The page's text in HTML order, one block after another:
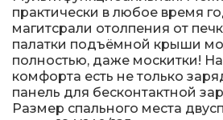
практически в любое время
магитсрали отолпения от
палатки подъёмной крыши
полностью, даже москитки!
комфорта есть не только
панель для бесконтактной
Размер спального места